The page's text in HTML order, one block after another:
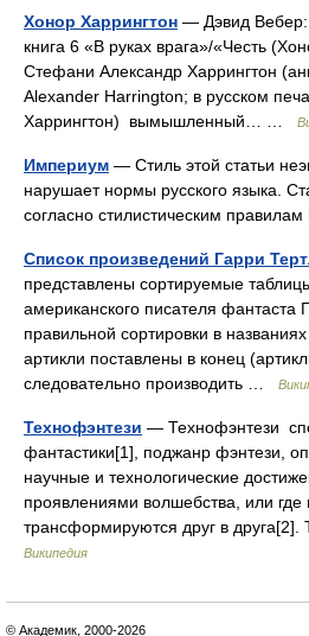
Хонор Харрингтон — Дэвид Вебер:
книга 6 «В руках врага»/«Честь
Стефани Александр Харрингтон
Alexander Harrington; в русском
Харрингтон) вымышленный… …
Империум — Стиль этой статьи
нарушает нормы русского языка.
согласно стилистическим
Список произведений Гарри
представлены сортируемые
американского писателя фантаста
правильной сортировки в
артикли поставлены в конец
следовательно производить …
Технофэнтези — Технофэнтези
фантастики[1], поджанр фэнтези,
научные и технологические
проявлениями волшебства, или где
трансформируются друг в
Википедия
© Академик, 2000-2026